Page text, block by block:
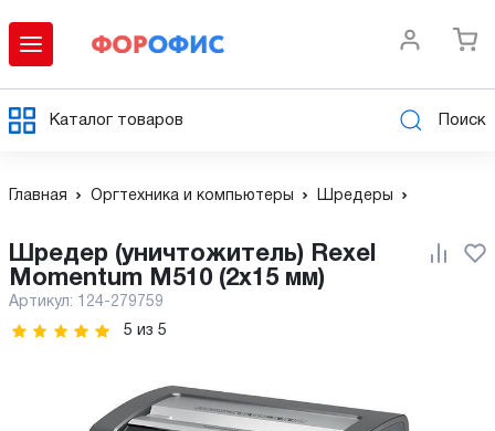
Каталог товаров Поиск
Главная Оргтехника и компьютеры Шредеры
Шредер (уничтожитель) Rexel
Momentum M510 (2х15 мм)
Артикул: 124-279759
5 из 5